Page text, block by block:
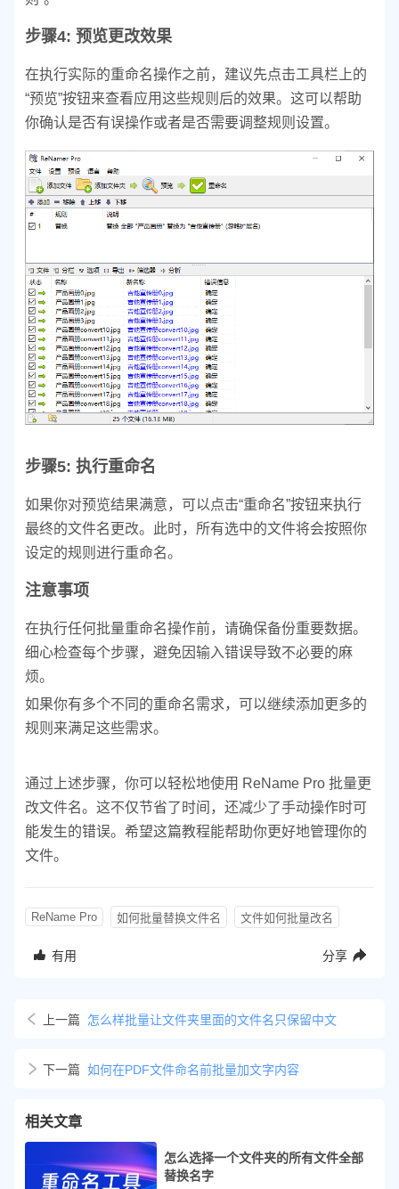
步骤4: 预览更改效果
在执行实际的重命名操作之前，建议先点击工具栏上的
“预览”按钮来查看应用这些规则后的效果。这可以帮助
你确认是否有误操作或者是否需要调整规则设置。
步骤5: 执行重命名
如果你对预览结果满意，可以点击“重命名”按钮来执行
最终的文件名更改。此时，所有选中的文件将会按照你
设定的规则进行重命名。
注意事项
在执行任何批量重命名操作前，请确保备份重要数据。
细心检查每个步骤，避免因输入错误导致不必要的麻
烦。
如果你有多个不同的重命名需求，可以继续添加更多的
规则来满足这些需求。
通过上述步骤，你可以轻松地使用 ReName Pro 批量更
改文件名。这不仅节省了时间，还减少了手动操作时可
能发生的错误。希望这篇教程能帮助你更好地管理你的
文件。
ReName Pro 如何批量替换文件名 文件如何批量改名
有用 分享
上一篇 怎么样批量让文件夹里面的文件名只保留中文
下一篇 如何在PDF文件命名前批量加文字内容
相关文章
怎么选择一个文件夹的所有文件全部
替换名字